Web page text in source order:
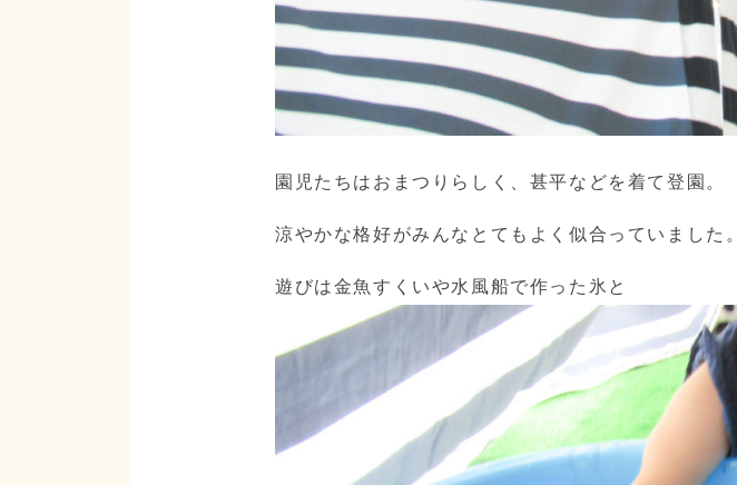
園児たちはおまつりらしく、甚平などを着て登園。
涼やかな格好がみんなとてもよく似合っていました。
遊びは金魚すくいや水風船で作った氷と